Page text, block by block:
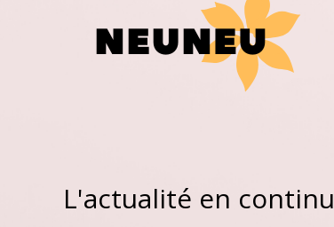
L'actualité en continu